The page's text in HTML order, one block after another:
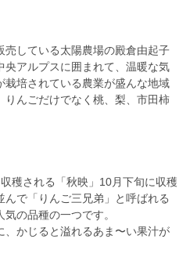
している太陽農場の殿倉由起子
央アルプスに囲まれて、温暖な気
培されている農業が盛んな地域
りんごだけでなく桃、梨、市田柿
穫される「秋映」10月下旬に収穫
んで「りんご三兄弟」と呼ばれる
の品種の一つです。
かじると溢れるあま〜い果汁が